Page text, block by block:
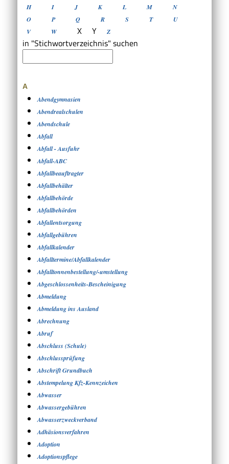
H
I J K L M
N
O
P Q R S T
U
V
W X Y Z
in "Stichwortverzeichnis" suchen
A
Abendgymnasien
Abendrealschulen
Abendschule
Abfall
Abfall - Ausfuhr
Abfall-ABC
Abfallbeauftragter
Abfallbehälter
Abfallbehörde
Abfallbehörden
Abfallentsorgung
Abfallgebühren
Abfallkalender
Abfalltermine/Abfallkalender
Abfalltonnenbestellung/-umstellung
Abgeschlossenheits-Bescheinigung
Abmeldung
Abmeldung ins Ausland
Abrechnung
Abruf
Abschluss (Schule)
Abschlussprüfung
Abschrift Grundbuch
Abstempelung Kfz-Kennzeichen
Abwasser
Abwassergebühren
Abwasserzweckverband
Adhäsionsverfahren
Adoption
Adoptionspflege